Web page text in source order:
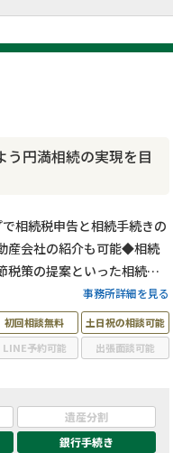
円満相続の実現を目
相続税申告と相続手続きの
産会社の紹介も可能◆相続
税策の提案といった相続税
士と専門スタッフがチーム
現できるようサポートいた
事務所詳細を見る
初回相談無料
土日祝の相談可能
LINE予約可能 出張面談可能
遺産分割
銀行手続き